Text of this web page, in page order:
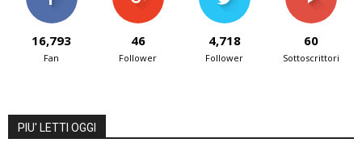
16,793
Fan
46
Follower
4,718
Follower
60
Sottoscrittori
PIU' LETTI OGGI